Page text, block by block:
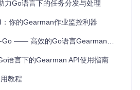
言的现代化实现，性能优越，易于
为Kubernetes环境优化，确保在复杂
指标，方便实时监控和故障排
力Go语言下的任务分发与处理
你的Gearman作业监控利器
高效的Go语言Gearman客户端和工作者库
语言下的Gearman API使用指南
教程